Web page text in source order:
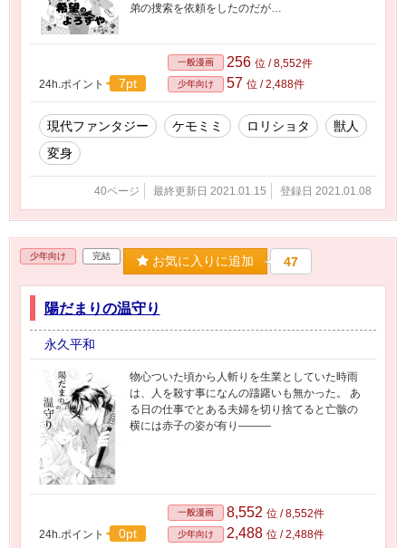
弟の捜索を依頼をしたのだが…
24h.ポイント 7pt
一般漫画 256 位 / 8,552件
少年向け 57 位 / 2,488件
現代ファンタジー ケモミミ ロリショタ
獣人
変身
40ページ 最終更新日 2021.01.15 登録日 2021.01.08
少年向け 完結 お気に入りに追加 47
陽だまりの温守り
永久平和
物心ついた頃から人斬りを生業としていた時雨
は、人を殺す事になんの躊躇いも無かった。 あ
る日の仕事でとある夫婦を切り捨てると亡骸の
横には赤子の姿が有り―――
24h.ポイント 0pt
一般漫画 8,552 位 / 8,552件
少年向け 2,488 位 / 2,488件